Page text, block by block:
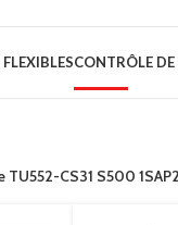
CONTRÔLE DE
CS31 S500